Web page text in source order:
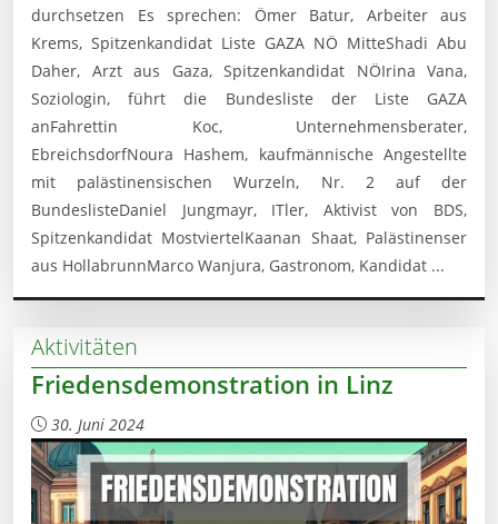
durchsetzen Es sprechen: Ömer Batur, Arbeiter aus
Krems, Spitzenkandidat Liste GAZA NÖ MitteShadi Abu
Daher, Arzt aus Gaza, Spitzenkandidat NÖIrina Vana,
Soziologin, führt die Bundesliste der Liste GAZA
anFahrettin Koc, Unternehmensberater,
EbreichsdorfNoura Hashem, kaufmännische Angestellte
mit palästinensischen Wurzeln, Nr. 2 auf der
BundeslisteDaniel Jungmayr, ITler, Aktivist von BDS,
Spitzenkandidat MostviertelKaanan Shaat, Palästinenser
aus HollabrunnMarco Wanjura, Gastronom, Kandidat ...
Aktivitäten
Friedensdemonstration in Linz
30. Juni 2024